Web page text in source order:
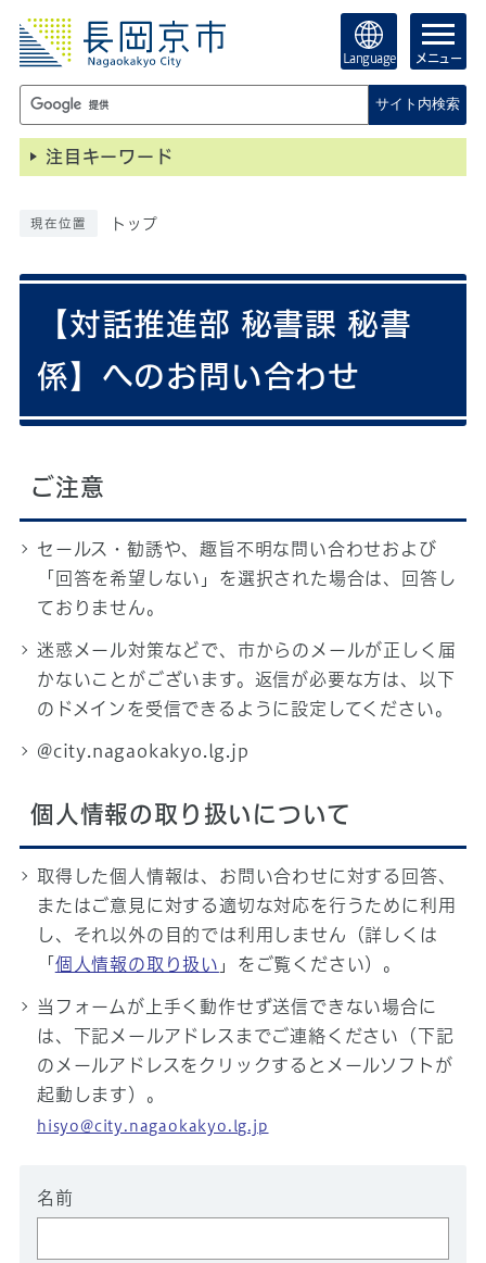
Language メニュー
サイト内検索
注目キーワード
現在位置 トップ
【対話推進部 秘書課 秘書
係】へのお問い合わせ
ご注意
セールス・勧誘や、趣旨不明な問い合わせおよび
「回答を希望しない」を選択された場合は、回答し
ておりません。
迷惑メール対策などで、市からのメールが正しく届
かないことがございます。返信が必要な方は、以下
のドメインを受信できるように設定してください。
@city.nagaokakyo.lg.jp
個人情報の取り扱いについて
取得した個人情報は、お問い合わせに対する回答、
またはご意見に対する適切な対応を行うために利用
し、それ以外の目的では利用しません（詳しくは
「 個人情報の取り扱い 」をご覧ください）。
当フォームが上手く動作せず送信できない場合に
は、下記メールアドレスまでご連絡ください（下記
のメールアドレスをクリックするとメールソフトが
起動します）。
hisyo@city.nagaokakyo.lg.jp
名前